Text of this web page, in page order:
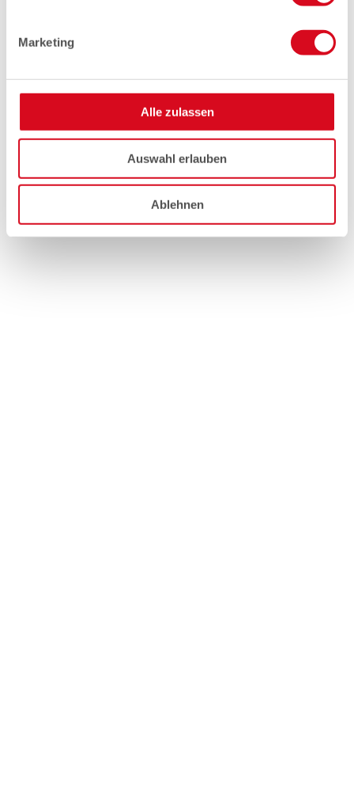
Marketing
Alle zulassen
Auswahl erlauben
Ablehnen